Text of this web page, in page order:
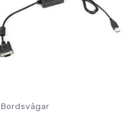
Bordsvågar